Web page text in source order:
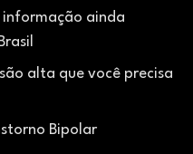
ainda
alta que você precisa
Bipolar